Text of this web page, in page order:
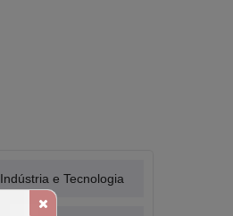
Indústria e Tecnologia